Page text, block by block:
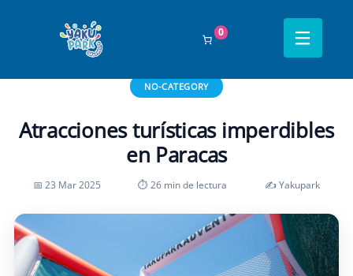
0
Blog›no-category Atracciones turísticas imperdibles en Paracas
NO-CATEGORY
Atracciones turísticas imperdibles
en Paracas
📅 23 Mar 2025 ⏱ 26 min de lectura ✍️ Yakupark